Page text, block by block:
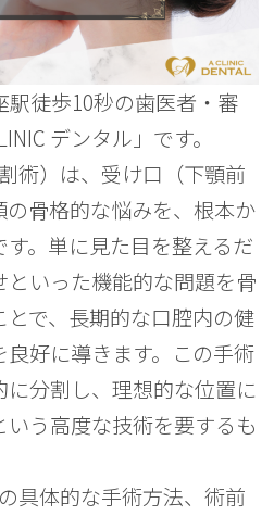
徒歩10秒の歯医者・審
デンタル」です。
術）は、受け口（下顎前
骨格的な悩みを、根本か
。単に見た目を整えるだ
いった機能的な問題を骨
で、長期的な口腔内の健
好に導きます。この手術
分割し、理想的な位置に
う高度な技術を要するも
具体的な手術方法、術前